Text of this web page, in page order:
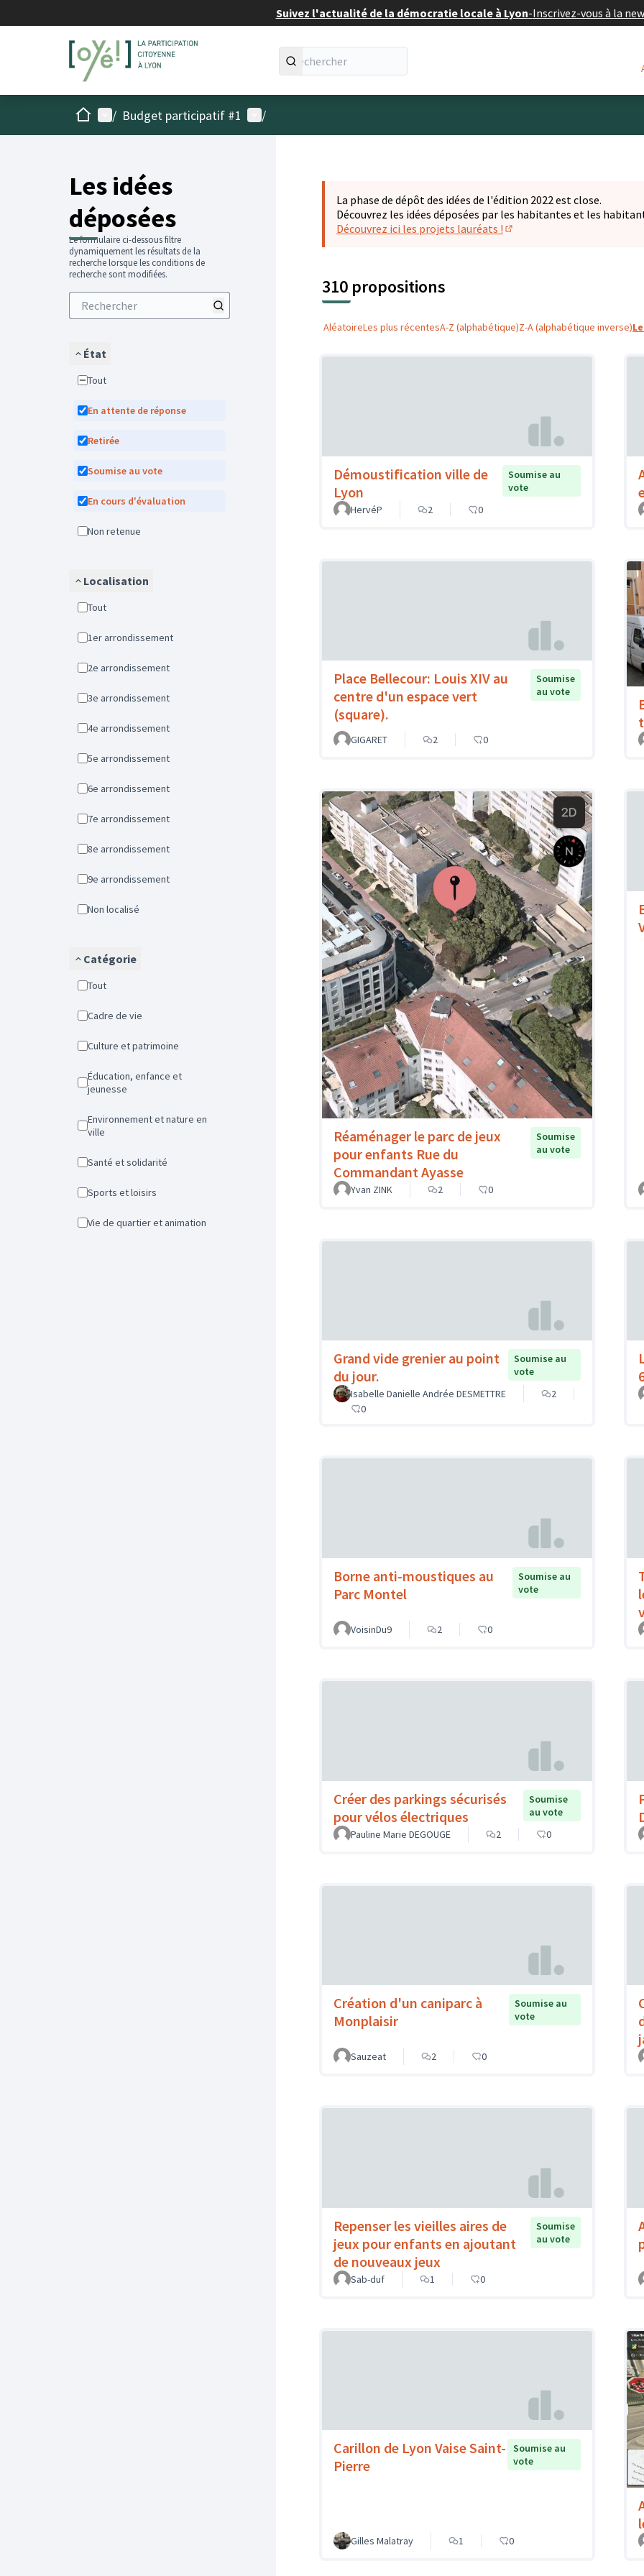
Suivez l'actualité de la démocratie locale à Lyon-Inscrivez-vous à la
AccueilMenu principal
/ Budget participatif #1 Menu utilisateur
/
Les idées
déposées
Le formulaire ci-dessous filtre
dynamiquement les résultats de la
recherche lorsque les conditions de
recherche sont modifiées.
État
Tout
En attente de réponse
Retirée
Soumise au vote
En cours d'évaluation
Non retenue
Localisation
Tout
1er arrondissement
2e arrondissement
3e arrondissement
4e arrondissement
5e arrondissement
6e arrondissement
7e arrondissement
8e arrondissement
9e arrondissement
Non localisé
Catégorie
Tout
Cadre de vie
Culture et patrimoine
Éducation, enfance et
jeunesse
Environnement et nature en
ville
Santé et solidarité
Sports et loisirs
Vie de quartier et animation
La phase de dépôt des idées de l'édition 2022 est close.
Découvrez les idées déposées par les habitantes et les
Découvrez ici les projets lauréats !
310 propositions
AléatoireLes plus récentesA-Z (alphabétique)Z-A (alphabétique inverse)
Démoustification ville de
Lyon
Soumise au
vote
HervéP
2 0
Place Bellecour: Louis XIV au
centre d'un espace vert
(square).
Soumise
au vote
GIGARET 2 0
Réaménager le parc de jeux
pour enfants Rue du
Commandant Ayasse
Soumise
au vote
Yvan ZINK 2 0
Grand vide grenier au point
du jour.
Soumise au
vote
Isabelle Danielle Andrée DESMETTRE
2
0
Borne anti-moustiques au
Parc Montel
Soumise au
vote
VoisinDu9 2 0
Créer des parkings sécurisés
pour vélos électriques
Soumise
au vote
Pauline Marie DEGOUGE
2 0
Création d'un caniparc à
Monplaisir
Soumise au
vote
Sauzeat 2 0
Repenser les vieilles aires de
jeux pour enfants en ajoutant
de nouveaux jeux
Soumise
au vote
Sab-duf 1 0
Carillon de Lyon Vaise Saint-
Pierre
Soumise au
vote
Gilles Malatray 1 0